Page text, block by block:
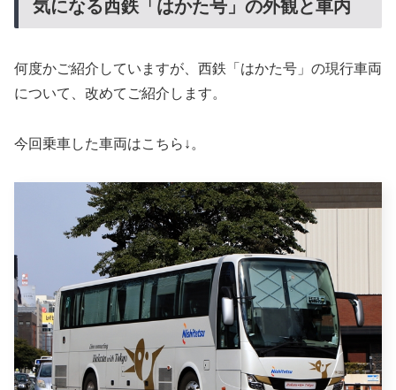
気になる西鉄「はかた号」の外観と車内
何度かご紹介していますが、西鉄「はかた号」の現行車両
について、改めてご紹介します。
今回乗車した車両はこちら↓。